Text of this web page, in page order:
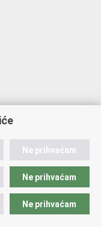
Ne prihvaćam
Ne prihvaćam
Ne prihvaćam